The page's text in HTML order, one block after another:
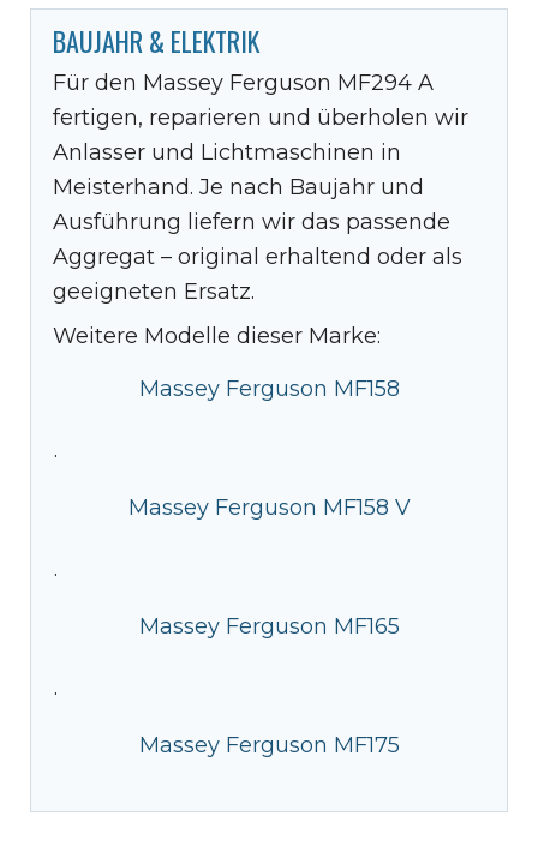
BAUJAHR & ELEKTRIK
Für den Massey Ferguson MF294 A
fertigen, reparieren und überholen wir
Anlasser und Lichtmaschinen in
Meisterhand. Je nach Baujahr und
Ausführung liefern wir das passende
Aggregat – original erhaltend oder als
geeigneten Ersatz.
Weitere Modelle dieser Marke:
Massey Ferguson MF158
·
Massey Ferguson MF158 V
·
Massey Ferguson MF165
·
Massey Ferguson MF175